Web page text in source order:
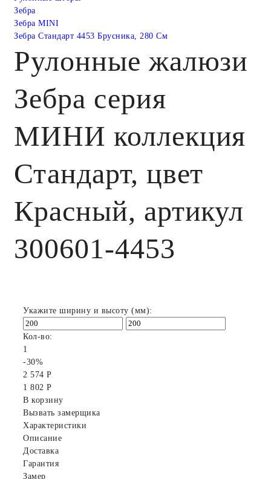
Зебра
Зебра MINI
Зебра Стандарт 4453 Брусника, 280 См
Рулонные жалюзи
Зебра серия
МИНИ коллекция
Стандарт, цвет
Красный, артикул
300601-4453
Укажите ширину и высоту (мм):
Кол-во:
1
-30%
2 574 Р
1 802 Р
В корзину
Вызвать замерщика
Характеристики
Описание
Доставка
Гарантия
Замер